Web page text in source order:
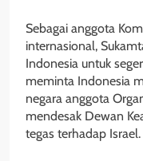
Sebagai anggota
internasional,
Indonesia untuk
meminta Indonesia
negara anggota
mendesak Dewan
tegas terhadap Israel.